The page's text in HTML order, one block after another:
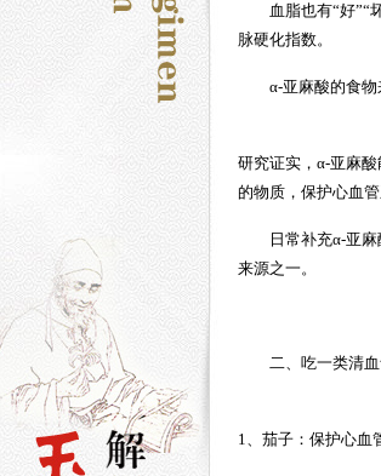
血脂也有“好”“
脉硬化指数。
α-亚麻酸的食物
研究证实，α-亚麻
的物质，保护心血
日常补充α-亚
来源之一。
二、吃一类清
1、茄子：保护心血